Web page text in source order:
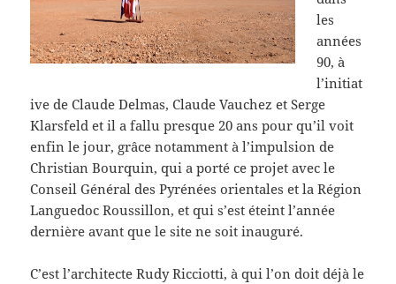
les
années
90, à
l’initiat
ive de Claude Delmas, Claude Vauchez et Serge
Klarsfeld et il a fallu presque 20 ans pour qu’il voit
enfin le jour, grâce notamment à l’impulsion de
Christian Bourquin, qui a porté ce projet avec le
Conseil Général des Pyrénées orientales et la Région
Languedoc Roussillon, et qui s’est éteint l’année
dernière avant que le site ne soit inauguré.
C’est l’architecte Rudy Ricciotti, à qui l’on doit déjà le